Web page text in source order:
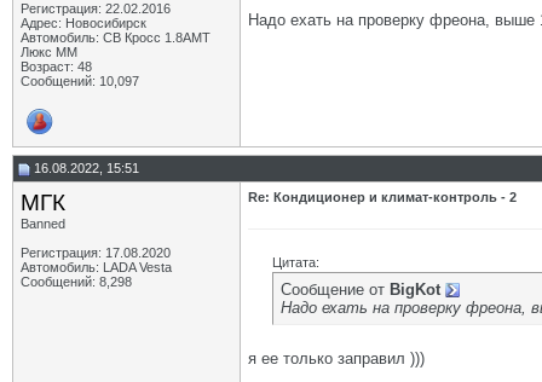
Регистрация: 22.02.2016
Адрес: Новосибирск
Автомобиль: СВ Кросс 1.8АМТ
Люкс ММ
Возраст: 48
Сообщений: 10,097
Надо ехать на проверку фреона, выше
16.08.2022, 15:51
МГК
Banned
Регистрация: 17.08.2020
Автомобиль: LADA Vesta
Сообщений: 8,298
Re: Кондиционер и климат-контроль - 2
Цитата:
Сообщение от BigKot
Надо ехать на проверку фреона,
я ее только заправил )))